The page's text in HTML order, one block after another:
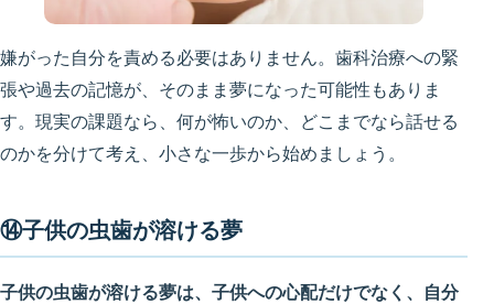
嫌がった自分を責める必要はありません。歯科治療への緊
張や過去の記憶が、そのまま夢になった可能性もありま
す。現実の課題なら、何が怖いのか、どこまでなら話せる
のかを分けて考え、小さな一歩から始めましょう。
⑭子供の虫歯が溶ける夢
子供の虫歯が溶ける夢は、子供への心配だけでなく、自分